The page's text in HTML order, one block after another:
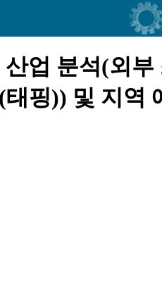
업 분석(외
핑)) 및 지역